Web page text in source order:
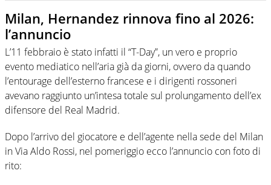
Milan, Hernandez rinnova fino al 2026:
l’annuncio
L’11 febbraio è stato infatti il “T-Day”, un vero e proprio
evento mediatico nell’aria già da giorni, ovvero da quando
l’entourage dell’esterno francese e i dirigenti rossoneri
avevano raggiunto un’intesa totale sul prolungamento dell’ex
difensore del Real Madrid.
Dopo l’arrivo del giocatore e dell’agente nella sede del Milan
in Via Aldo Rossi, nel pomeriggio ecco l’annuncio con foto di
rito: